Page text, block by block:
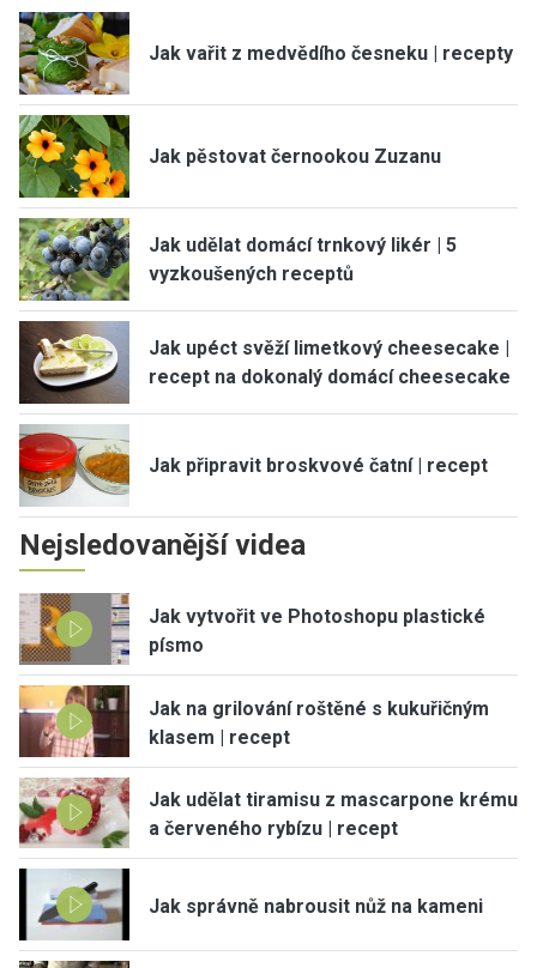
Jak vařit z medvědího česneku | recepty
Jak pěstovat černookou Zuzanu
Jak udělat domácí trnkový likér | 5
vyzkoušených receptů
Jak upéct svěží limetkový cheesecake |
recept na dokonalý domácí cheesecake
Jak připravit broskvové čatní | recept
Nejsledovanější videa
Jak vytvořit ve Photoshopu plastické
písmo
Jak na grilování roštěné s kukuřičným
klasem | recept
Jak udělat tiramisu z mascarpone krému
a červeného rybízu | recept
Jak správně nabrousit nůž na kameni